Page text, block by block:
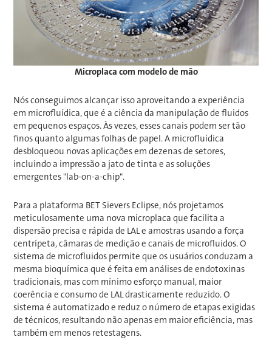
Microplaca com modelo de mão
Nós conseguimos alcançar isso aproveitando a experiência
em microfluídica, que é a ciência da manipulação de fluidos
em pequenos espaços. Às vezes, esses canais podem ser tão
finos quanto algumas folhas de papel. A microfluídica
desbloqueou novas aplicações em dezenas de setores,
incluindo a impressão a jato de tinta e as soluções
emergentes "lab-on-a-chip".
Para a plataforma BET Sievers Eclipse, nós projetamos
meticulosamente uma nova microplaca que facilita a
dispersão precisa e rápida de LAL e amostras usando a força
centrípeta, câmaras de medição e canais de microfluidos. O
sistema de microfluidos permite que os usuários conduzam a
mesma bioquímica que é feita em análises de endotoxinas
tradicionais, mas com mínimo esforço manual, maior
coerência e consumo de LAL drasticamente reduzido. O
sistema é automatizado e reduz o número de etapas exigidas
de técnicos, resultando não apenas em maior eficiência, mas
também em menos retestagens.